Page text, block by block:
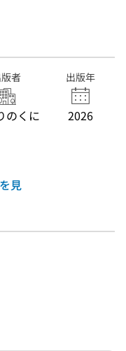
者
のくに
出版年
2026
見